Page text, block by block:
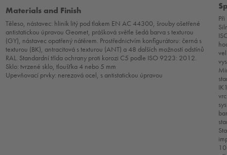
Materials and Finish
Těleso, nástavec: hliník litý pod tlakem EN AC 44300, šrouby ošetřené
antistatickou úpravou Geomet, prášková světle šedá barva s texturou
(GY), nástavec opatřený nátěrem. Prostřednictvím konfigurátoru: černá s
texturou (BK), antracitová s texturou (ANT) a 48 dalších možností odstínů
RAL. Standardní třída ochrany proti korozi C5 podle ISO 9223: 2012.
Sklo: tvrzené sklo, tloušťka 4 nebo 5 mm
Upevňovací prvky: nerezová ocel, s antistatickou úpravou